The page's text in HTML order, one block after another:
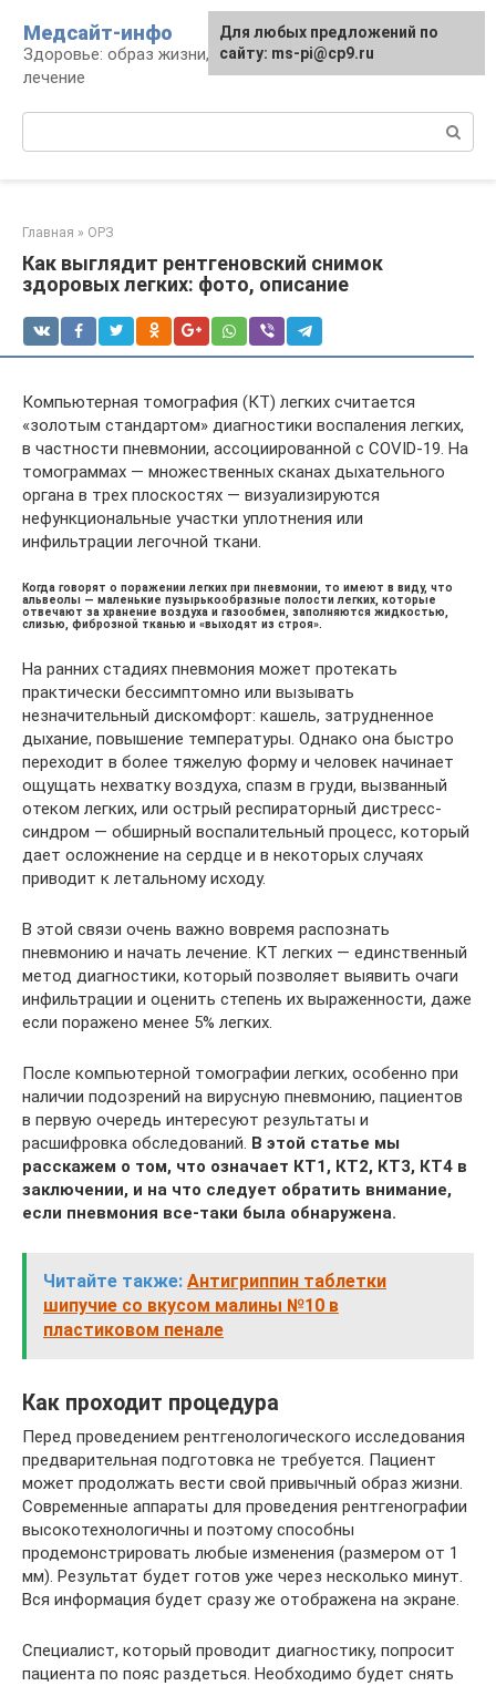
контенту
Медсайт-инфо
Здоровье: образ жизни, профилактика и
лечение
Главная » ОРЗ
Как выглядит рентгеновский снимок
здоровых легких: фото, описание
Компьютерная томография (КТ) легких считается
«золотым стандартом» диагностики воспаления легких,
в частности пневмонии, ассоциированной с COVID-19. На
томограммах — множественных сканах дыхательного
органа в трех плоскостях — визуализируются
нефункциональные участки уплотнения или
инфильтрации легочной ткани.
Когда говорят о поражении легких при пневмонии, то имеют в виду, что
альвеолы — маленькие пузырькообразные полости легких, которые
отвечают за хранение воздуха и газообмен, заполняются жидкостью,
слизью, фиброзной тканью и «выходят из строя».
На ранних стадиях пневмония может протекать
практически бессимптомно или вызывать
незначительный дискомфорт: кашель, затрудненное
дыхание, повышение температуры. Однако она быстро
переходит в более тяжелую форму и человек начинает
ощущать нехватку воздуха, спазм в груди, вызванный
отеком легких, или острый респираторный дистресс-
синдром — обширный воспалительный процесс, который
дает осложнение на сердце и в некоторых случаях
приводит к летальному исходу.
В этой связи очень важно вовремя распознать
пневмонию и начать лечение. КТ легких — единственный
метод диагностики, который позволяет выявить очаги
инфильтрации и оценить степень их выраженности, даже
если поражено менее 5% легких.
После компьютерной томографии легких, особенно при
наличии подозрений на вирусную пневмонию, пациентов
в первую очередь интересуют результаты и
расшифровка обследований. В этой статье мы
расскажем о том, что означает КТ1, КТ2, КТ3, КТ4 в
заключении, и на что следует обратить внимание,
если пневмония все-таки была обнаружена.
Читайте также: Антигриппин таблетки
шипучие со вкусом малины №10 в
пластиковом пенале
Как проходит процедура
Перед проведением рентгенологического исследования
предварительная подготовка не требуется. Пациент
может продолжать вести свой привычный образ жизни.
Современные аппараты для проведения рентгенографии
высокотехнологичны и поэтому способны
продемонстрировать любые изменения (размером от 1
мм). Результат будет готов уже через несколько минут.
Вся информация будет сразу же отображена на экране.
Специалист, который проводит диагностику, попросит
пациента по пояс раздеться. Необходимо будет снять
Для любых предложений по
сайту: ms-pi@cp9.ru